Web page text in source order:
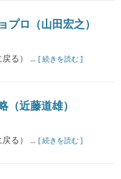
ロ（山田宏之）
る） ... [ 続きを読む ]
近藤道雄）
る） ... [ 続きを読む ]